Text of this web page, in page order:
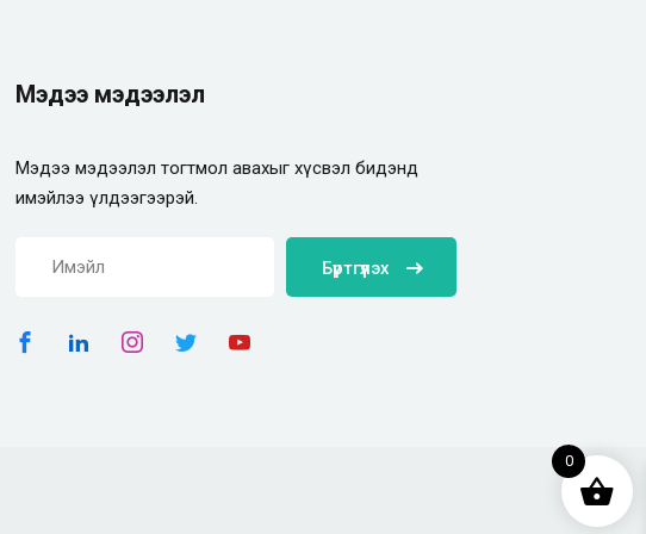
Мэдээ мэдээлэл
Мэдээ мэдээлэл тогтмол авахыг хүсвэл бидэнд
имэйлээ үлдээгээрэй.
Бүртгүүлэх
0